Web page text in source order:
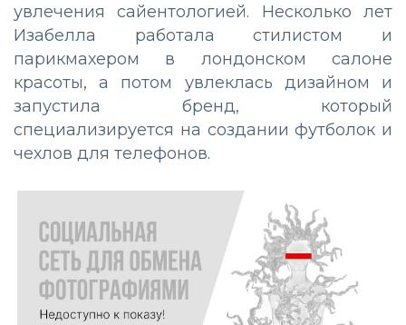
увлечения сайентологией. Несколько лет
Изабелла работала стилистом и
парикмахером в лондонском салоне
красоты, а потом увлеклась дизайном и
запустила бренд, который
специализируется на создании футболок и
чехлов для телефонов.